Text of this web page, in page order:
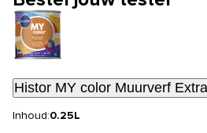
Histor MY color Muurverf
Inhoud:0.25L